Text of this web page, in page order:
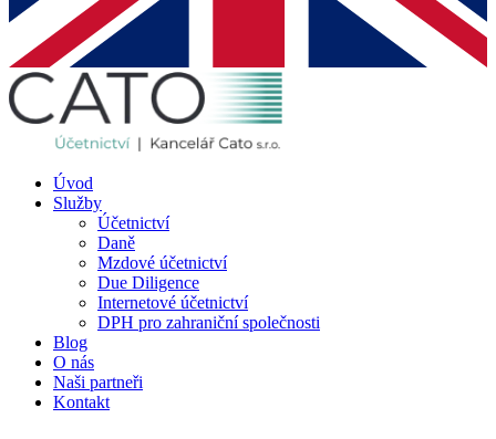
Úvod
Služby
Účetnictví
Daně
Mzdové účetnictví
Due Diligence
Internetové účetnictví
DPH pro zahraniční společnosti
Blog
O nás
Naši partneři
Kontakt